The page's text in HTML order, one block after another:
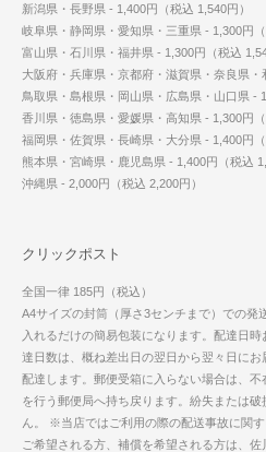
新潟県・長野県 - 1,400円（税込 1,540円）
岐阜県・静岡県・愛知県・三重県 - 1,300円（
富山県・石川県・福井県 - 1,300円（税込
大阪府・兵庫県・京都府・滋賀県・奈良県・
鳥取県・島根県・岡山県・広島県・山口県 -
香川県・徳島県・愛媛県・高知県 - 1,300円（
福岡県・佐賀県・長崎県・大分県 - 1,400円（
熊本県・宮崎県・鹿児島県 - 1,400円（税込
沖縄県 - 2,000円（税込 2,200円）
クリックポスト
全国一律 185円（税込）
A4サイズの封筒（厚さ3センチまで）での発
入れるだけの簡易包装になります。配達日
達日数は、概ね差出日の翌日から翌々日に
配達します。郵便受箱に入らない場合は、
を行う郵便局へ持ち戻ります。紛失または
ん。 ※当店ではご利用の際の配送事故に関
ご希望される方、補償を希望される方は、